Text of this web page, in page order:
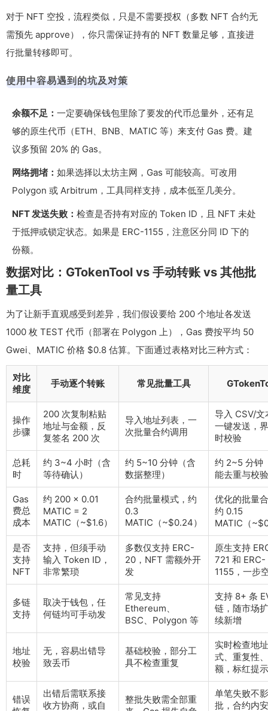
对于 NFT 空投，流程类似，只是不需要授权（多数 NFT 合约无
需预先 approve），你只需保证持有的 NFT 数量足够，直接进
行批量转移即可。
使用中容易遇到的坑及对策
余额不足： 一定要确保钱包里除了要发的代币总量外，还有足
够的原生代币（ETH、BNB、MATIC 等）来支付 Gas 费。建
议多预留 20% 的 Gas。
网络拥堵： 如果选择以太坊主网，Gas 可能较高。可改用
Polygon 或 Arbitrum，工具同样支持，成本低至几美分。
NFT 发送失败： 检查是否持有对应的 Token ID，且 NFT 未处
于抵押或锁定状态。如果是 ERC-1155，注意区分同 ID 下的
份额。
数据对比：GTokenTool vs 手动转账 vs 其他批
量工具
为了让新手直观感受到差异，我们假设要给 200 个地址各发送
1000 枚 TEST 代币（部署在 Polygon 上），Gas 费按平均 50
Gwei、MATIC 价格 $0.8 估算。下面通过表格对比三种方式：
对比
维度
手动逐个转账 常见批量工具
操作
步骤
200 次复制粘贴
地址与金额，反
复签名 200 次
导入地址列表，一
次批量合约调用
导入 CSV/文
一键发送，
时校验
总耗
时
约 3~4 小时（含
等待确认）
约 5~10 分钟（含
数据整理）
约 2~5 分钟
能去重与校
Gas
费总
成本
约 200 × 0.01
MATIC = 2
MATIC（~$1.6）
合约批量模式，约
0.3
MATIC（~$0.24）
优化的批量
约 0.15
MATIC（
是否
支持
NFT
支持，但须手动
输入 Token ID，
非常繁琐
多数仅支持 ERC-
20，NFT 需额外开
发
原生支持
721 和 ERC-
1155，一步
多链
支持
取决于钱包，任
何链均可手动发
常见支持
Ethereum、
BSC、Polygon 等
支持 8+ 条
链，随市场
续新增
地址
校验
无，容易出错导
致丢币
基础校验，部分工
具不检查重复
实时检查地
式、重复性
额，标红提示
错误
出错后需联系接
收方协商，或自
整批失败需全部重
单笔失败不
批，合约内